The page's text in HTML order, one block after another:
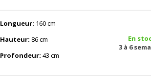
Longueur: 160 cm
Hauteur: 86 cm
Profondeur: 43 cm
En
3 à 6